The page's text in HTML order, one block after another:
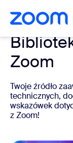
treści głównej
pomocy na czacie
Zoom
Twoje źródło
technicznych,
wskazówek
z Zoom!